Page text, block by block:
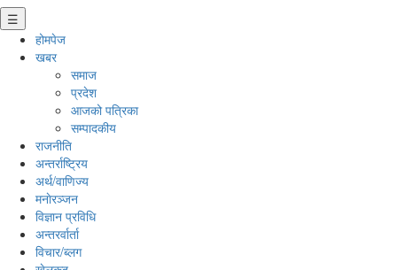
☰
होमपेज
खबर
समाज
प्रदेश
आजको पत्रिका
सम्पादकीय
राजनीति
अन्तर्राष्ट्रिय
अर्थ/वाणिज्य
मनाेरञ्जन
विज्ञान प्रविधि
अन्तरर्वार्ता
विचार/ब्लग